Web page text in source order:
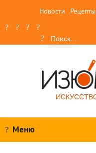
Новости Рецепты
Меню